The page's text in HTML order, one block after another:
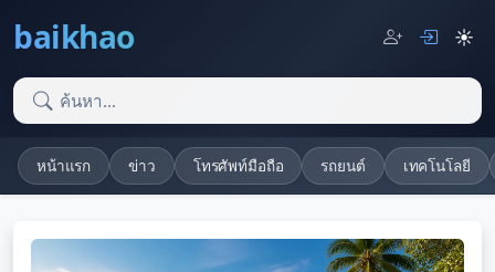
baikhao ☀️
หน้าแรก ข่าว โทรศัพท์มือถือ รถยนต์ เทคโนโลยี